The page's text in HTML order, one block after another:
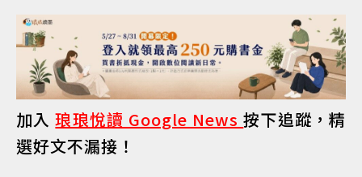
加入琅琅悅讀 Google News按下追蹤，精
選好文不漏接！